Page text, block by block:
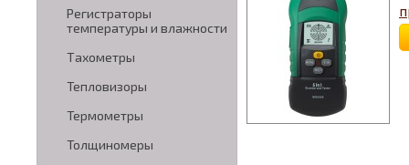
Регистраторы
температуры и влажности
Тахометры
Тепловизоры
Термометры
Толщиномеры